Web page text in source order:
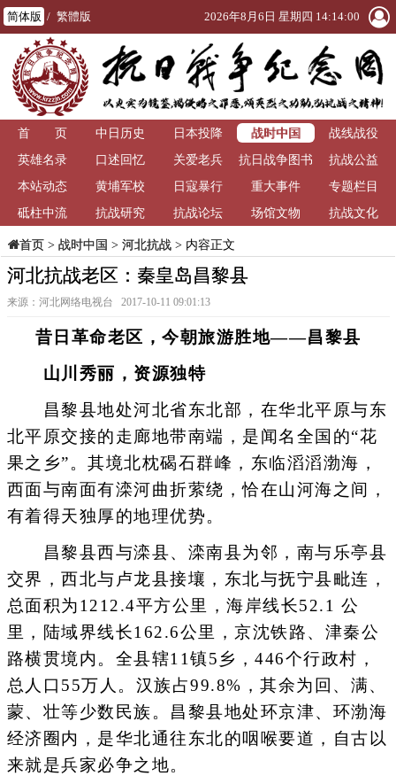
简体版 / 繁體版 2026年8月6日 星期四 14:14:01
首 页 中日历史 日本投降 战时中国
战线战役
英雄名录
口述回忆 关爱老兵
抗日战争图书
馆
抗战公益
本站动态
黄埔军校 日寇暴行 重大事件
专题栏目
砥柱中流
抗战研究 抗战论坛 场馆文物 抗战文化
首页> 战时中国 > 河北抗战> 内容正文
河北抗战老区：秦皇岛昌黎县
来源：河北网络电视台 2017-10-11 09:01:13
昔日革命老区，今朝旅游胜地——昌黎县
山川秀丽，资源独特
昌黎县地处河北省东北部，在华北平原与东
北平原交接的走廊地带南端，是闻名全国的“花
果之乡”。其境北枕碣石群峰，东临滔滔渤海，
西面与南面有滦河曲折萦绕，恰在山河海之间，
有着得天独厚的地理优势。
昌黎县西与滦县、滦南县为邻，南与乐亭县
交界，西北与卢龙县接壤，东北与抚宁县毗连，
总面积为1212.4平方公里，海岸线长52.1 公
里，陆域界线长162.6公里，京沈铁路、津秦公
路横贯境内。全县辖11镇5乡，446个行政村，
总人口55万人。汉族占99.8%，其余为回、满、
蒙、壮等少数民族。昌黎县地处环京津、环渤海
经济圈内，是华北通往东北的咽喉要道，自古以
来就是兵家必争之地。